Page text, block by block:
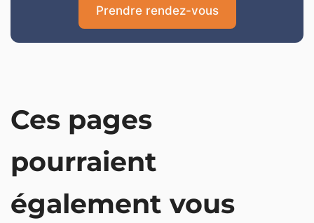
Prendre rendez-vous
Ces pages
pourraient
également vous